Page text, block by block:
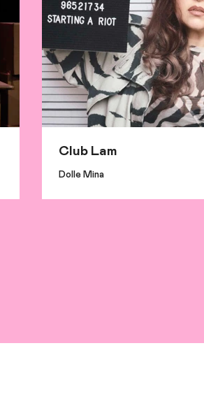
Club Lam
Dolle Mina